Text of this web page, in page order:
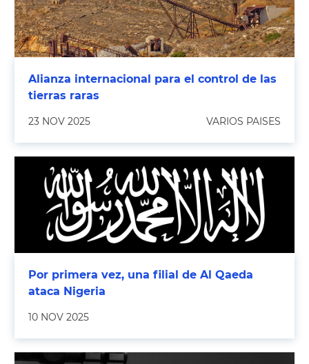
Alianza internacional para el control de las
tierras raras
23 NOV 2025 VARIOS PAISES
Por primera vez, una filial de Al Qaeda
ataca Nigeria
10 NOV 2025